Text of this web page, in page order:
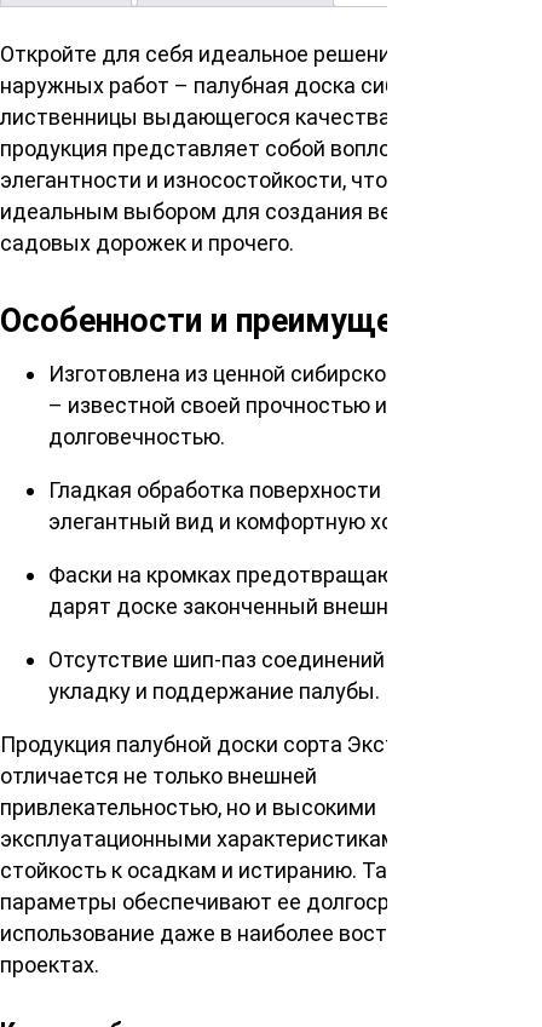
Откройте для себя идеальное решение для ваших
наружных работ – палубная доска сибирской
лиственницы выдающегося качества. Наша
продукция представляет собой воплощение
элегантности и износостойкости, что делает ее
идеальным выбором для создания веранд, мостов,
садовых дорожек и прочего.
Особенности и преимущества
Изготовлена из ценной сибирской лиственницы
– известной своей прочностью и
долговечностью.
Гладкая обработка поверхности обеспечивает
элегантный вид и комфортную ходьбу.
Фаски на кромках предотвращают сколы и
дарят доске законченный внешний вид.
Отсутствие шип-паз соединений упрощает
укладку и поддержание палубы.
Продукция палубной доски сорта Экстра
отличается не только внешней
привлекательностью, но и высокими
эксплуатационными характеристиками, такими как
стойкость к осадкам и истиранию. Такие
параметры обеспечивают ее долгосрочное
использование даже в наиболее востребованных
проектах.